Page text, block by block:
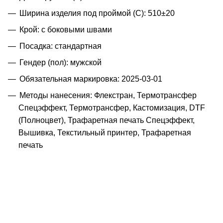
Ширина изделия под проймой (С): 510±20
Крой: с боковыми швами
Посадка: стандартная
Гендер (пол): мужской
Обязательная маркировка: 2025-03-01
Методы нанесения: Флекстран, Термотрансфер
Спецэффект, Термотрансфер, Кастомизация, DTF
(Полноцвет), Трафаретная печать Спецэффект,
Вышивка, Текстильный принтер, Трафаретная
печать